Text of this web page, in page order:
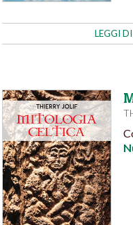
LEGGI